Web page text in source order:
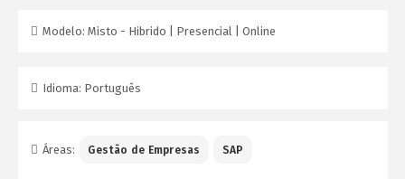
Modelo: Misto - Hibrido | Presencial | Online
Idioma: Português
Áreas: Gestão de Empresas SAP